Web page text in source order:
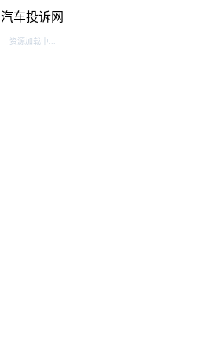
汽车投诉网
资源加载中...